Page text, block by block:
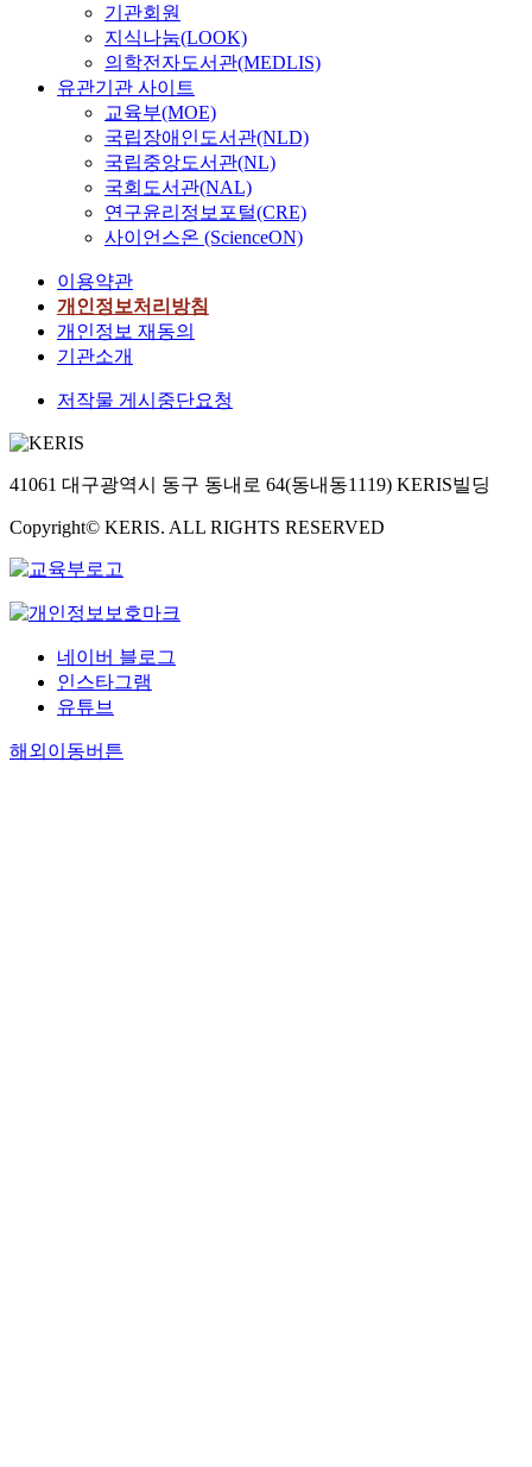
기관회원
지식나눔(LOOK)
의학전자도서관(MEDLIS)
유관기관 사이트
교육부(MOE)
국립장애인도서관(NLD)
국립중앙도서관(NL)
국회도서관(NAL)
연구윤리정보포털(CRE)
사이언스온 (ScienceON)
이용약관
개인정보처리방침
개인정보 재동의
기관소개
저작물 게시중단요청
41061 대구광역시 동구 동내로 64(동내동1119) KERIS빌딩
Copyright© KERIS. ALL RIGHTS RESERVED
네이버 블로그
인스타그램
유튜브
해외이동버튼